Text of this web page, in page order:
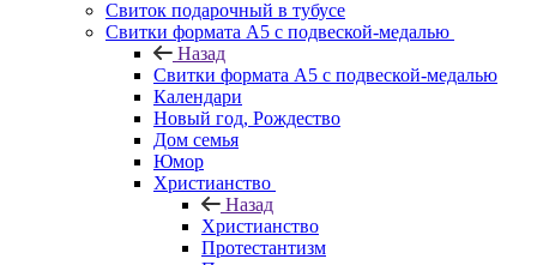
Свиток подарочный в тубусе
Свитки формата А5 с подвеской-медалью
Назад
Свитки формата А5 с подвеской-медалью
Календари
Новый год, Рождество
Дом семья
Юмор
Христианство
Назад
Христианство
Протестантизм